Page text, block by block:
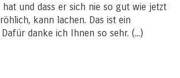
und dass er sich nie so gut wie jetzt
kann lachen. Das ist ein
danke ich Ihnen so sehr. (...)